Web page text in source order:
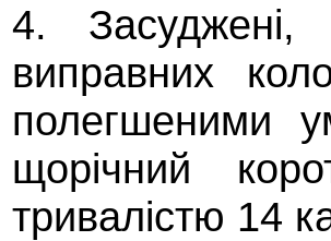
4.
виправних
полегшеними
щорічний
тривалістю 14